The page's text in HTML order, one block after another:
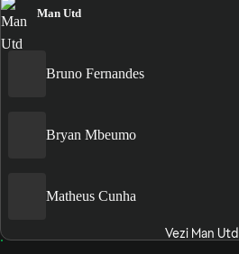
Man Utd
Bruno Fernandes
Bryan Mbeumo
Matheus Cunha
Vezi Man Utd